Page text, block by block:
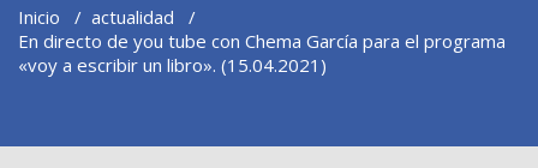
Inicio / actualidad /
En directo de you tube con Chema García para el programa
«voy a escribir un libro». (15.04.2021)